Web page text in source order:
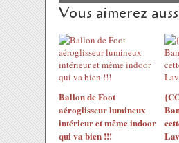
Vous aimerez
Ballon de Foot
aéroglisseur lumineux
intérieur et même indoor
qui va bien !!!